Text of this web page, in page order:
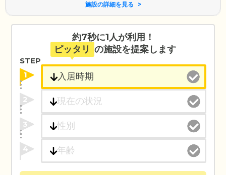
施設の詳細を見る
約7秒に1人が利用！
ピッタリ の施設を提案します
STEP
1
2
3
4